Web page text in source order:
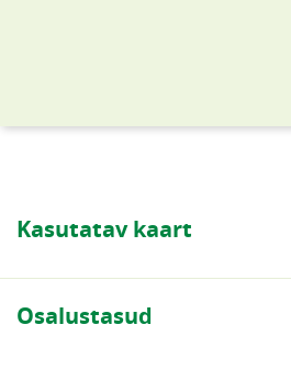
Kasutatav kaart
Osalustasud